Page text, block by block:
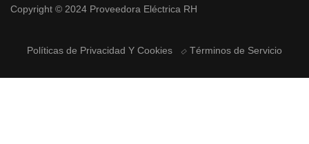
Copyright © 2024 Proveedora Eléctrica RH
Políticas de Privacidad Y Cookies Términos de Servicio